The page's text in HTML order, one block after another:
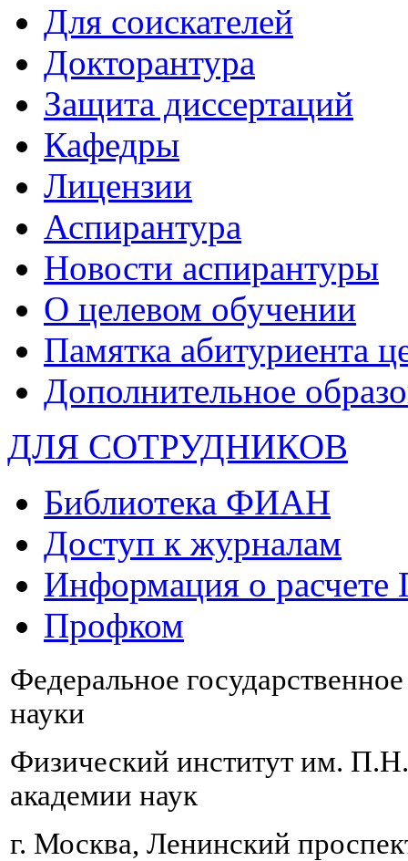
Для соискателей
Докторантура
Защита диссертаций
Кафедры
Лицензии
Аспирантура
Новости аспирантуры
О целевом обучении
Памятка абитуриента
Дополнительное
ДЛЯ СОТРУДНИКОВ
Библиотека ФИАН
Доступ к журналам
Информация о
Профком
Федеральное
науки
Физический институт им.
академии наук
г. Москва, Ленинский